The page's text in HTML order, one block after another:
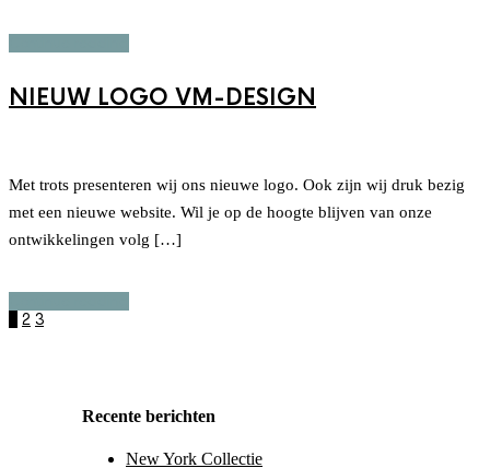
NIEUW LOGO VM-DESIGN
Met trots presenteren wij ons nieuwe logo. Ook zijn wij druk bezig
met een nieuwe website. Wil je op de hoogte blijven van onze
ontwikkelingen volg […]
2 3
Recente berichten
New York Collectie